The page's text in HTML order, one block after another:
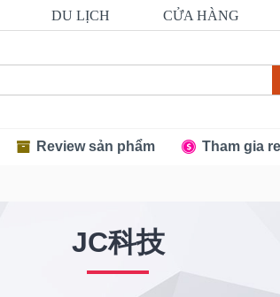
DU LỊCH CỬA HÀNG
Review sản phẩm Tham gia
JC科技